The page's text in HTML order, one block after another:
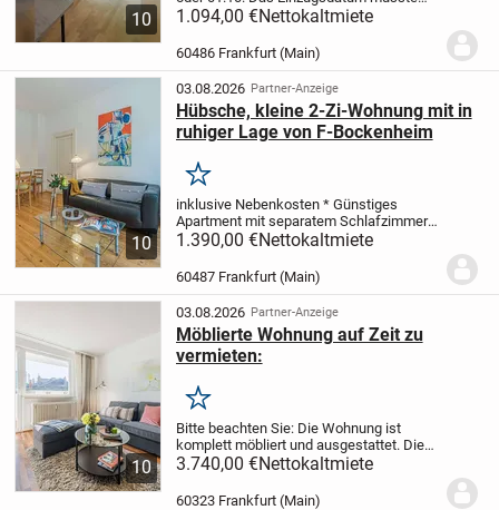
10
man mit dem Vermieter abklären. Infrage
angemessenem Einkommen. Dabei ist
Voraussetzung, dass die...
1.094,00 €Nettokaltmiete
60486 Frankfurt (Main)
10
03.08.2026 Partner-Anzeige
Hübsche, kleine 2-Zi-Wohnung mit in
ruhiger Lage von F-Bockenheim
Merken
inklusive Nebenkosten* Günstiges
Apartment mit separatem Schlafzimmer*
Nette Cafés und Restaurants in der
WaschtrocknerSaniertes kleines
Mehrfamilienhaus (Altbau), Bj. 1920,...
1.390,00 €Nettokaltmiete
60487 Frankfurt (Main)
10
03.08.2026 Partner-Anzeige
Möblierte Wohnung auf Zeit zu
vermieten:
Merken
Bitte beachten Sie: Die Wohnung ist
komplett möbliert und ausgestattet. Die
Gesamtmiete beinhaltet die
Eurinklusive Nebenkosten, zzgl. WLAN-
3.740,00 €Nettokaltmiete
60323 Frankfurt (Main)